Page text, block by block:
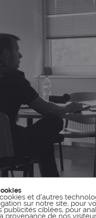
et d'autres
sur notre site, pour
publicités ciblées, pour
provenance de nos